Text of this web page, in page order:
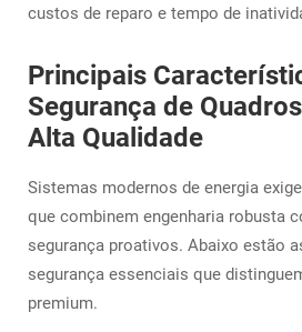
custos de reparo e tempo de
Principais
Segurança de
Alta Qualidade
Sistemas modernos de energia
que combinem engenharia robusta
segurança proativos. Abaixo estão
segurança essenciais que
premium.